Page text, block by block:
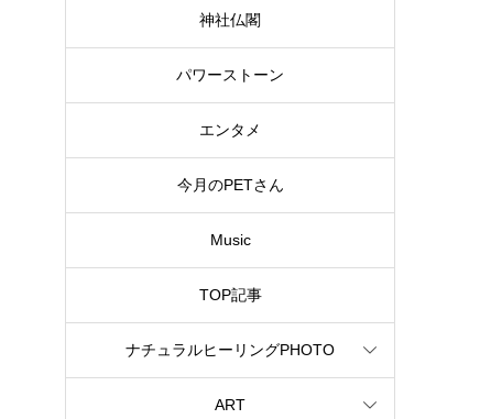
神社仏閣
パワーストーン
エンタメ
今月のPETさん
Music
TOP記事
ナチュラルヒーリングPHOTO
ART